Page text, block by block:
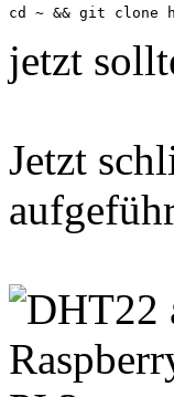
cd ~ && git clone
jetzt
Jetzt